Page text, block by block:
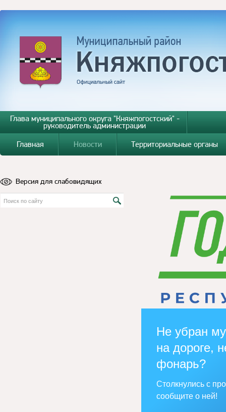
Глава муниципального округа "Княжпогостский" -
руководитель администрации
Главная
Новости Территориальные органы
Версия для слабовидящих
Не убран
на дороге,
фонарь?
Столкнулись с
сообщите о ней!